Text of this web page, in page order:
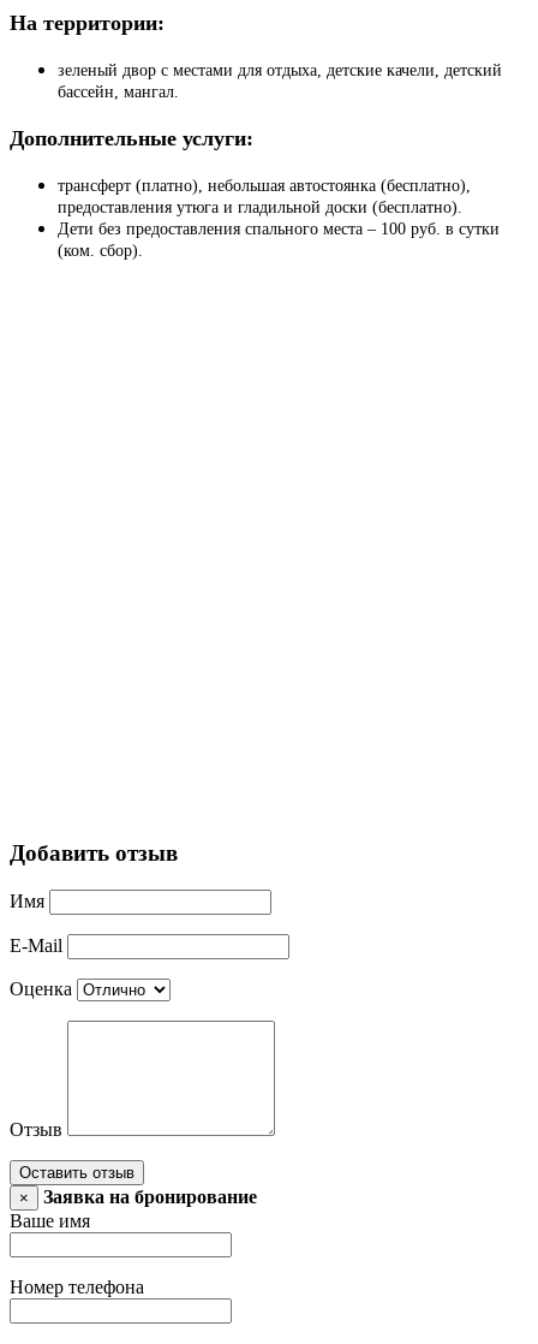
На территории:
зеленый двор с местами для отдыха, детские качели, детский
бассейн, мангал.
Дополнительные услуги:
трансферт (платно), небольшая автостоянка (бесплатно),
предоставления утюга и гладильной доски (бесплатно).
Дети без предоставления спального места – 100 руб. в сутки
(ком. сбор).
Добавить отзыв
Имя
E-Mail
Оценка
Отзыв
Оставить отзыв
×
Заявка на бронирование
Ваше имя
Номер телефона